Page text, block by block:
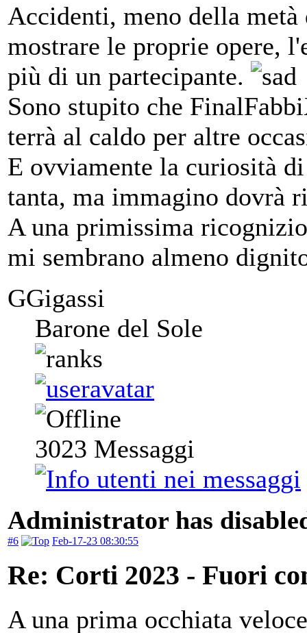
Accidenti, meno della
mostrare le proprie opere,
più di un partecipante.
Sono stupito che
terrà al caldo per altre
E ovviamente la curiosità
tanta, ma immagino dovrà
A una primissima
mi sembrano almeno
GGigassi
Barone del Sole
3023 Messaggi
Administrator has
#6 Feb-17-23 08:30:55
Re: Corti 2023 - Fuori
A una prima occhiata